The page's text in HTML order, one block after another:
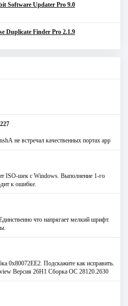
Software Updater Pro 9.0
Duplicate Finder Pro 2.1.9
не встречал качественных портах app
ISO-шек с Windows. Выполнение 1-го
к ошибке.
что напрягает мелкий шрифт.
0х80072EE2. Подскажите как исправить.
Версия 26H1 Сборка ОС 28120.2630